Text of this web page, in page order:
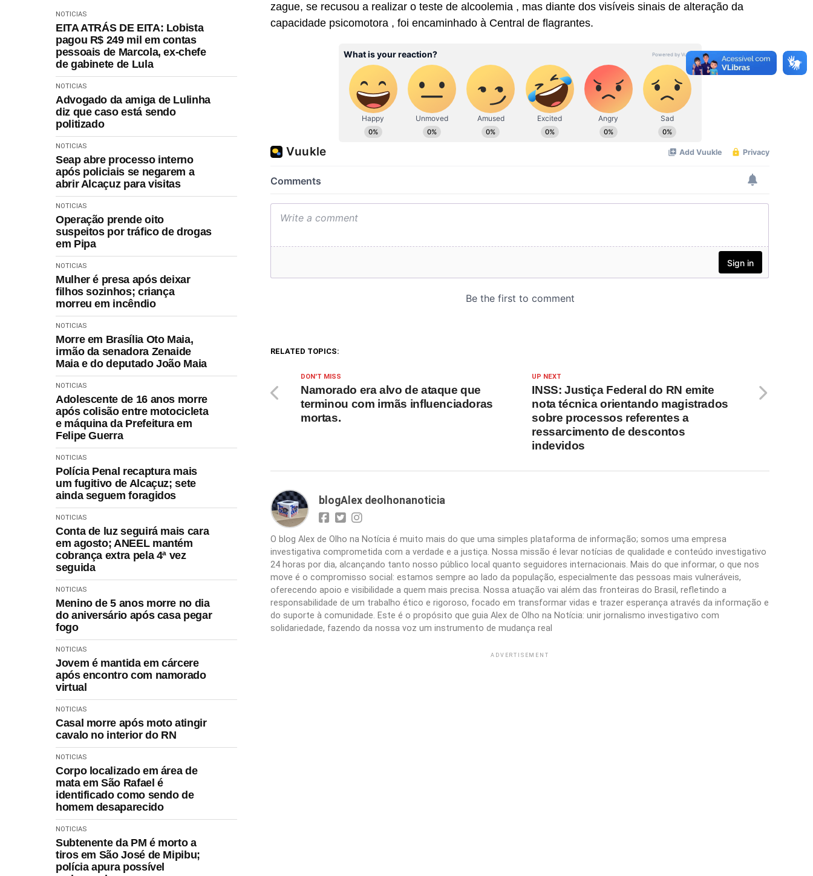
NOTICIAS
EITA ATRÁS DE EITA: Lobista
pagou R$ 249 mil em contas
pessoais de Marcola, ex-chefe
de gabinete de Lula
NOTICIAS
Advogado da amiga de Lulinha
diz que caso está sendo
politizado
NOTICIAS
Seap abre processo interno
após policiais se negarem a
abrir Alcaçuz para visitas
NOTICIAS
Operação prende oito
suspeitos por tráfico de drogas
em Pipa
NOTICIAS
Mulher é presa após deixar
filhos sozinhos; criança
morreu em incêndio
NOTICIAS
Morre em Brasília Oto Maia,
irmão da senadora Zenaide
Maia e do deputado João Maia
NOTICIAS
Adolescente de 16 anos morre
após colisão entre motocicleta
e máquina da Prefeitura em
Felipe Guerra
NOTICIAS
Polícia Penal recaptura mais
um fugitivo de Alcaçuz; sete
ainda seguem foragidos
NOTICIAS
Conta de luz seguirá mais cara
em agosto; ANEEL mantém
cobrança extra pela 4ª vez
seguida
NOTICIAS
Menino de 5 anos morre no dia
do aniversário após casa pegar
fogo
NOTICIAS
Jovem é mantida em cárcere
após encontro com namorado
virtual
NOTICIAS
Casal morre após moto atingir
cavalo no interior do RN
NOTICIAS
Corpo localizado em área de
mata em São Rafael é
identificado como sendo de
homem desaparecido
NOTICIAS
Subtenente da PM é morto a
tiros em São José de Mipibu;
polícia apura possível
zague, se recusou a realizar o teste de alcoolemia , mas diante dos visíveis sinais de alteração da
capacidade psicomotora , foi encaminhado à Central de flagrantes.
RELATED TOPICS:
UP NEXT
INSS: Justiça Federal do RN emite
nota técnica orientando magistrados
sobre processos referentes a
ressarcimento de descontos
indevidos
DON'T MISS
Namorado era alvo de ataque que
terminou com irmãs influenciadoras
mortas.
blogAlex deolhonanoticia
O blog Alex de Olho na Notícia é muito mais do que uma simples plataforma de informação; somos uma empresa
investigativa comprometida com a verdade e a justiça. Nossa missão é levar notícias de qualidade e conteúdo investigativo
24 horas por dia, alcançando tanto nosso público local quanto seguidores internacionais. Mais do que informar, o que nos
move é o compromisso social: estamos sempre ao lado da população, especialmente das pessoas mais vulneráveis,
oferecendo apoio e visibilidade a quem mais precisa. Nossa atuação vai além das fronteiras do Brasil, refletindo a
responsabilidade de um trabalho ético e rigoroso, focado em transformar vidas e trazer esperança através da informação e
do suporte à comunidade. Este é o propósito que guia Alex de Olho na Notícia: unir jornalismo investigativo com
solidariedade, fazendo da nossa voz um instrumento de mudança real
ADVERTISEMENT